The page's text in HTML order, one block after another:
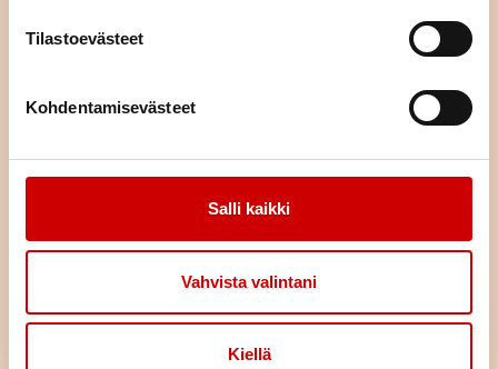
Tilastoevästeet
Kohdentamisevästeet
Salli kaikki
Vahvista valintani
Kiellä
Löydä oma tukijasi
kokemuksistasi toisen samankaltaista kokeneen kanssa?
Vertaistukihenkilön kanssa voi puhua luottamuksella omista
Usein saman kokenut osaa parhaiten tukea sydänsairastunutta
tai hänen läheistään ja auttaa jaksamaan arjessa. Kuka vaan voi